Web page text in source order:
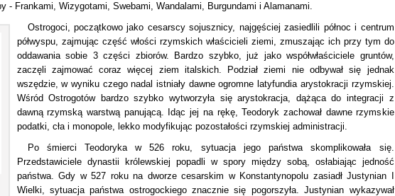
- Frankami, Wizygotami, Swebami, Wandalami, Burgundami i Alamanami.
Ostrogoci, początkowo jako cesarscy sojusznicy, najgęściej zasiedlili północ i centrum
półwyspu, zajmując część włości rzymskich właścicieli ziemi, zmuszając ich przy tym do
oddawania sobie 3 części zbiorów. Bardzo szybko, już jako współwłaściciele gruntów,
zaczęli zajmować coraz więcej ziem italskich. Podział ziemi nie odbywał się jednak
wszędzie, w wyniku czego nadal istniały dawne ogromne latyfundia arystokracji rzymskiej.
Wśród Ostrogotów bardzo szybko wytworzyła się arystokracja, dążąca do integracji z
dawną rzymską warstwą panującą. Idąc jej na rękę, Teodoryk zachował dawne rzymskie
podatki, cła i monopole, lekko modyfikując pozostałości rzymskiej administracji.
Po śmierci Teodoryka w 526 roku, sytuacja jego państwa skomplikowała się.
Przedstawiciele dynastii królewskiej popadli w spory między sobą, osłabiając jedność
państwa. Gdy w 527 roku na dworze cesarskim w Konstantynopolu zasiadł Justynian I
Wielki, sytuacja państwa ostrogockiego znacznie się pogorszyła. Justynian wykazywał